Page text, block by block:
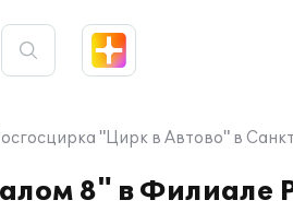
"Цирк в Автово" в
8" в Филиале